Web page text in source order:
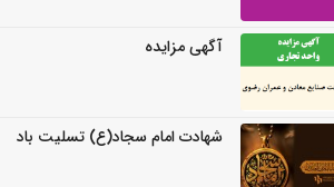
آگهی مزایده
شهادت امام سجاد(ع) تسلیت باد